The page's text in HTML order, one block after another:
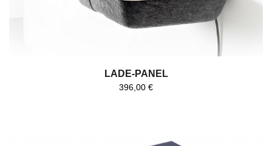
LADE-PANEL
396,00 €